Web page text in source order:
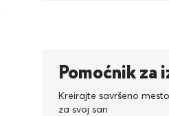
Pomoćnik za
Kreirajte savršeno mesto
za svoj san